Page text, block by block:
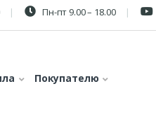
Пн-пт 9.00 – 18.00
Покупателю